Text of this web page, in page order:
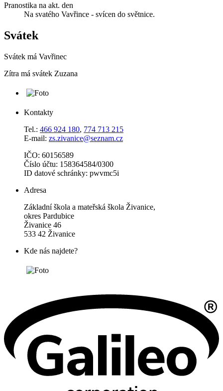
Pranostika na akt. den
Na svatého Vavřince - svícen do světnice.
Svátek
Svátek má Vavřinec
Zítra má svátek Zuzana
Kontakty
Tel.: 466 924 180, 774 713 215
E-mail: zs.zivanice@seznam.cz
IČO: 60156589
Číslo účtu: 158364584/0300
ID datové schránky: pwvmc5i
Adresa
Základní škola a mateřská škola Živanice,
okres Pardubice
Živanice 46
533 42 Živanice
Kde nás najdete?